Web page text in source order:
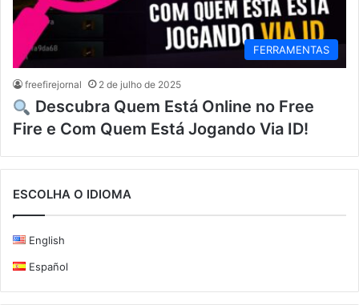
FERRAMENTAS
freefirejornal 2 de julho de 2025
Descubra Quem Está Online no Free
Fire e Com Quem Está Jogando Via ID!
ESCOLHA O IDIOMA
English
Español